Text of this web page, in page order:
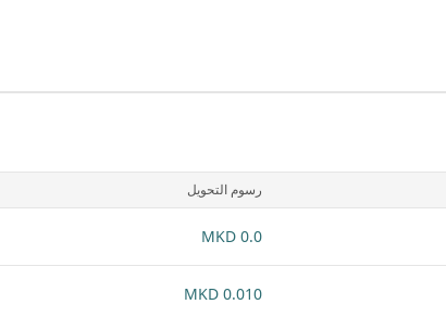
رسوم التحويل
0.0 MKD
0.010 MKD